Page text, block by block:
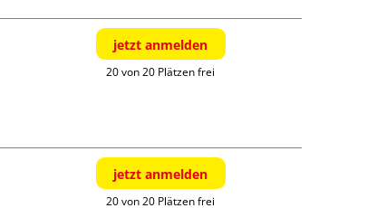
jetzt anmelden
20 von 20 Plätzen frei
jetzt anmelden
20 von 20 Plätzen frei